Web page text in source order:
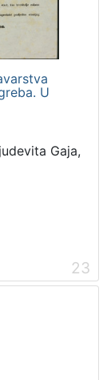
U
Gaja,
23